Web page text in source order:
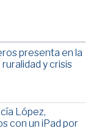
presenta en la
ruralidad y crisis
López,
con un iPad por